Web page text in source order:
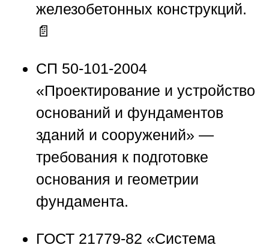
железобетонных конструкций.
📄
СП 50-101-2004
«Проектирование и устройство
оснований и фундаментов
зданий и сооружений» —
требования к подготовке
основания и геометрии
фундамента.
ГОСТ 21779-82 «Система